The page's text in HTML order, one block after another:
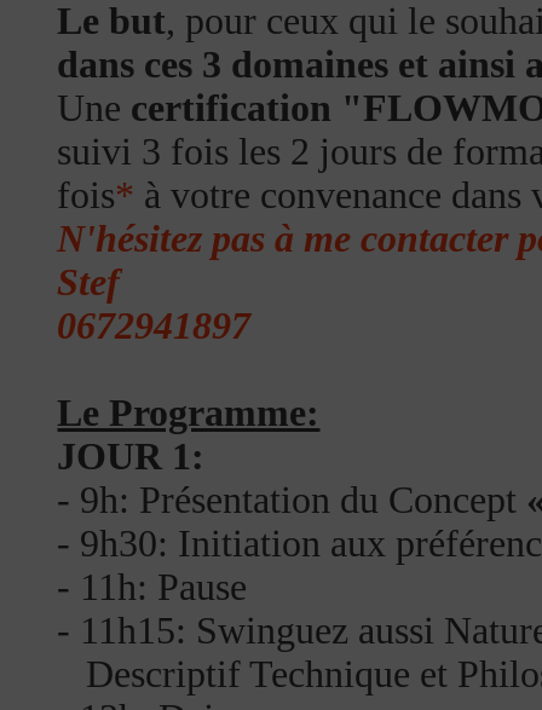
Le but, pour ceux qui le
dans ces 3 domaines et ainsi
Une certification
suivi 3 fois les 2 jours de
fois* à votre convenance
N'hésitez pas à me contacter
Stef
0672941897
Le Programme:
JOUR 1:
- 9h: Présentation du Concept
- 9h30: Initiation aux
- 11h: Pause
- 11h15: Swinguez aussi
Descriptif Technique et